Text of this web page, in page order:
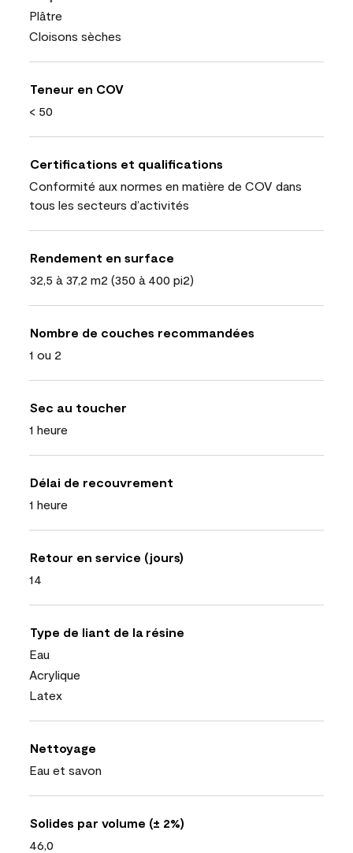
Plâtre
Cloisons sèches
Teneur en COV
< 50
Certifications et qualifications
Conformité aux normes en matière de COV dans
tous les secteurs d’activités
Rendement en surface
32,5 à 37,2 m2 (350 à 400 pi2)
Nombre de couches recommandées
1 ou 2
Sec au toucher
1 heure
Délai de recouvrement
1 heure
Retour en service (jours)
14
Type de liant de la résine
Eau
Acrylique
Latex
Nettoyage
Eau et savon
Solides par volume (± 2%)
46,0